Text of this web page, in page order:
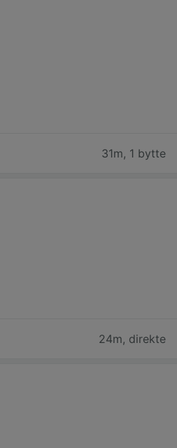
31m, 1 bytte
24m, direkte